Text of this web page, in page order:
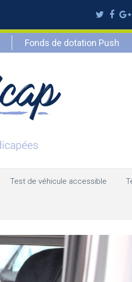
Twitter
Fonds de dotation Push
Test de véhicule accessible